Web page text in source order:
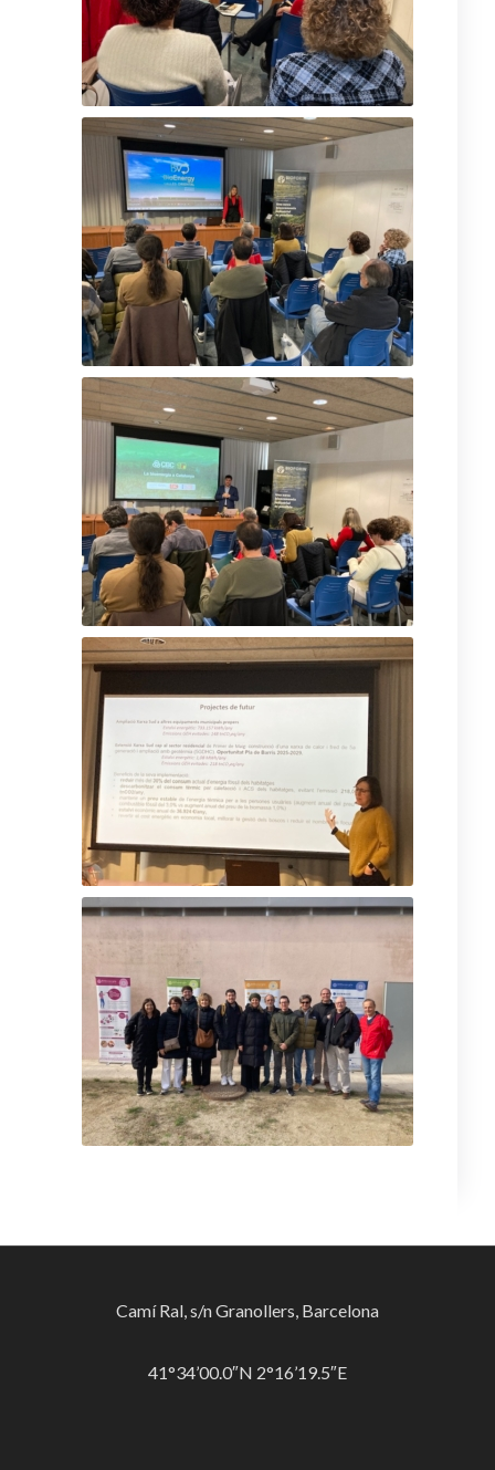
Camí Ral, s/n Granollers, Barcelona
41°34’00.0″N 2°16’19.5″E